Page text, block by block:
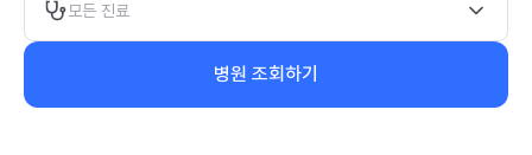
모든 진료
병원 조회하기